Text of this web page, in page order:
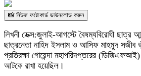
📸 নিউজ ফটোকার্ড ডাউনলোড করুন
লিখনী ডেক্স:জুলাই-আগস্টে বৈষম্যবিরোধী ছাত্র
ছাত্রনেতা নাহিদ ইসলাম ও আসিফ মাহমুদ সজীব
প্রতিরক্ষা গোয়েন্দা মহাপরিদপ্তরের
আটকে রাখা হয়েছিল।